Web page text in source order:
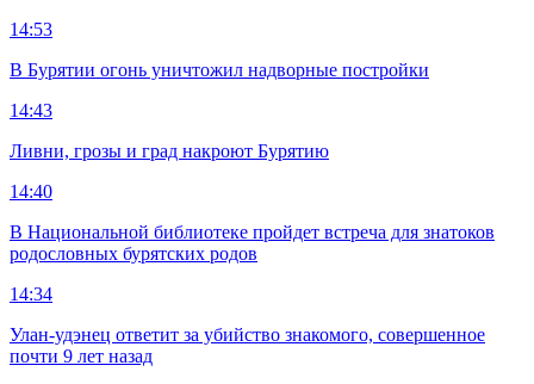
14:53
В Бурятии огонь уничтожил надворные постройки
14:43
Ливни, грозы и град накроют Бурятию
14:40
В Национальной библиотеке пройдет встреча для знатоков
родословных бурятских родов
14:34
Улан-удэнец ответит за убийство знакомого, совершенное
почти 9 лет назад